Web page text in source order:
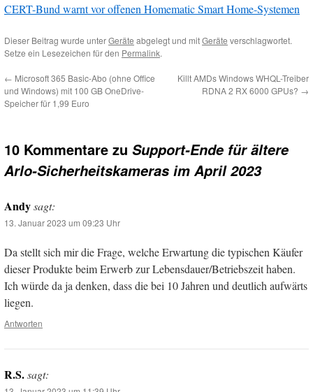
CERT-Bund warnt vor offenen Homematic Smart Home-Systemen
Dieser Beitrag wurde unterGeräte abgelegt und mitGeräte verschlagwortet.
Setze ein Lesezeichen für den Permalink.
← Microsoft 365 Basic-Abo (ohne Office
und Windows) mit 100 GB OneDrive-
Speicher für 1,99 Euro
Killt AMDs Windows WHQL-Treiber
RDNA 2 RX 6000 GPUs? →
10 Kommentare zu Support-Ende für ältere
Arlo-Sicherheitskameras im April 2023
Andysagt:
13. Januar 2023 um 09:23 Uhr
Da stellt sich mir die Frage, welche Erwartung die typischen Käufer
dieser Produkte beim Erwerb zur Lebensdauer/Betriebszeit haben.
Ich würde da ja denken, dass die bei 10 Jahren und deutlich aufwärts
liegen.
Antworten
R.S.sagt: